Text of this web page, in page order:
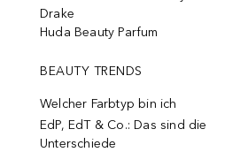
Drake
Huda Beauty Parfum
BEAUTY TRENDS
Welcher Farbtyp bin ich
EdP, EdT & Co.: Das sind die
Unterschiede